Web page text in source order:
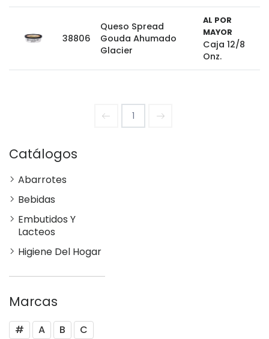
38806
Queso Spread
Gouda Ahumado
Glacier
AL POR
MAYOR
Caja 12/8
Onz.
1
Catálogos
Abarrotes
Bebidas
Embutidos Y
Lacteos
Higiene Del Hogar
Marcas
# A B
C